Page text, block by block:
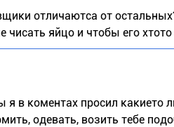
отличаютса от
чисать яйцо и чтобы его
я в коментах просил
одевать, возить тебе